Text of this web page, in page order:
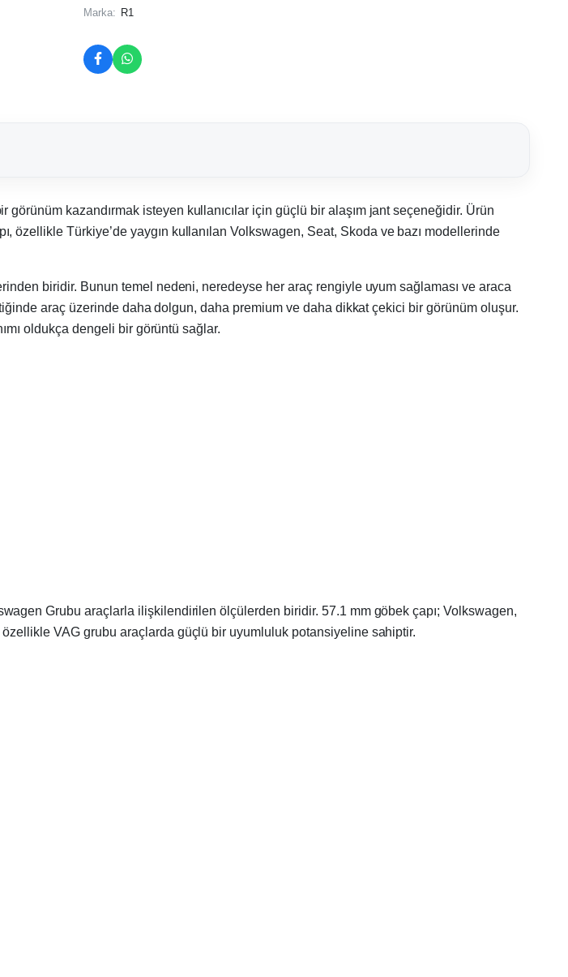
Marka: R1
kazandırmak isteyen kullanıcılar için güçlü bir alaşım jant seçeneğidir. Ürün
özellikle Türkiye’de yaygın kullanılan Volkswagen, Seat, Skoda ve bazı modellerinde
biridir. Bunun temel nedeni, neredeyse her araç rengiyle uyum sağlaması ve araca
araç üzerinde daha dolgun, daha premium ve daha dikkat çekici bir görünüm oluşur.
oldukça dengeli bir görüntü sağlar.
Grubu araçlarla ilişkilendirilen ölçülerden biridir. 57.1 mm göbek çapı; Volkswagen,
VAG grubu araçlarda güçlü bir uyumluluk potansiyeline sahiptir.